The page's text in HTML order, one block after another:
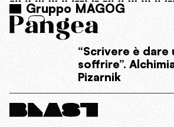
Gruppo MAGOG
“Scrivere è dare
soffrire”.
Pizarnik